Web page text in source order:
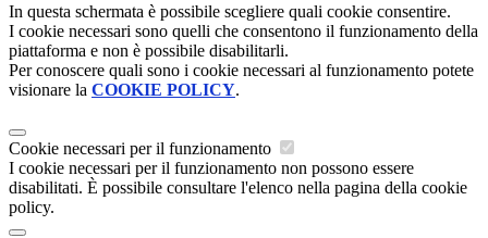
In questa schermata è possibile scegliere quali cookie consentire.
I cookie necessari sono quelli che consentono il funzionamento della
piattaforma e non è possibile disabilitarli.
Per conoscere quali sono i cookie necessari al funzionamento potete
visionare la COOKIE POLICY.
Cookie necessari per il funzionamento
I cookie necessari per il funzionamento non possono essere
disabilitati. È possibile consultare l'elenco nella pagina della cookie
policy.